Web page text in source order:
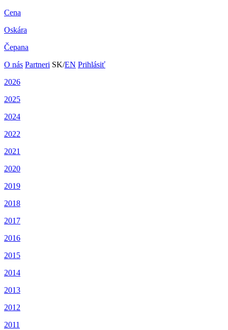
Cena
Oskára
Čepana
O nás Partneri SK/EN Prihlásiť
2026
2025
2024
2022
2021
2020
2019
2018
2017
2016
2015
2014
2013
2012
2011